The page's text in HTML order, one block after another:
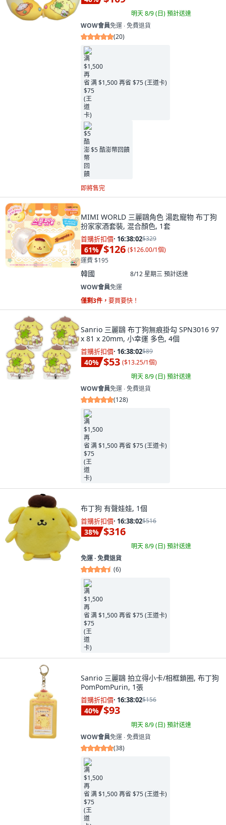
明天 8/9 (日)預計送達
WOW會員免運 ∙ 免費退貨
(20)
满 $1,500 再省 $75 (王道卡)
$5 酷澎幣回饋
即將售完
MIMI WORLD 三麗鷗角色 湯匙寵物 布丁狗
扮家家酒套裝, 混合顏色, 1套
首購折扣價· 16:38:00$329
61% $126 ($126.00/1個)
運費 $195
韓國 8/12 星期三預計送達
WOW會員免運
僅剩3件， 要買要快！
Sanrio 三麗鷗 布丁狗無痕掛勾 SPN3016 97
x 81 x 20mm, 小幸運 多色, 4個
首購折扣價· 16:38:00$89
40% $53 ($13.25/1個)
明天 8/9 (日)預計送達
WOW會員免運 ∙ 免費退貨
(128)
满 $1,500 再省 $75 (王道卡)
布丁狗 有聲娃娃, 1個
首購折扣價· 16:38:00$516
38% $316
明天 8/9 (日)預計送達
免運 ∙ 免費退貨
(6)
满 $1,500 再省 $75 (王道卡)
Sanrio 三麗鷗 拍立得小卡/相框鎖圈, 布丁狗
PomPomPurin, 1張
首購折扣價· 16:38:00$156
40% $93
明天 8/9 (日)預計送達
WOW會員免運 ∙ 免費退貨
(38)
满 $1,500 再省 $75 (王道卡)